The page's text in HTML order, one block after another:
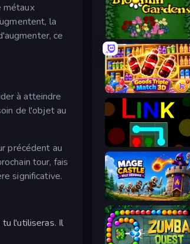
métaux
la
ce
à atteindre
de l'objet au
précédent au
tour, fais
significative.
l'utiliseras. Il
Blooming Gardens
Goods Triple Match 3D
Link
Mage Castle Idle Defense